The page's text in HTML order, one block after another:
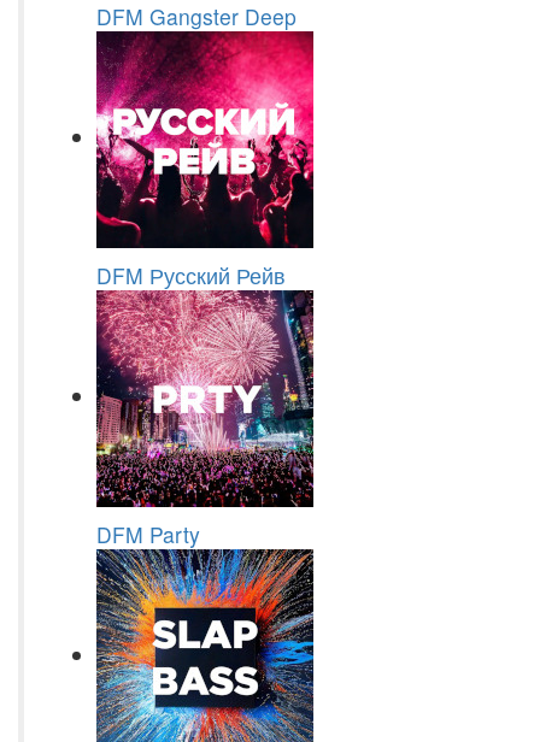
DFM Gangster Deep
DFM Русский Рейв
DFM Party